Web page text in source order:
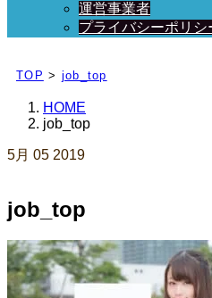
運営事業者
プライバシーポリシ
TOP > job_top
HOME
job_top
5月 05 2019
job_top